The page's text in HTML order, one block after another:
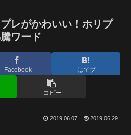
レがかわいい！ホリプ
ワード
Facebook はてブ
コピー
2019.06.07 2019.06.29